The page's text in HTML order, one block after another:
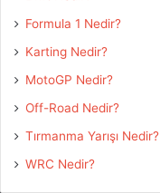
Formula 1 Nedir?
Karting Nedir?
MotoGP Nedir?
Off-Road Nedir?
Tırmanma Yarışı Nedir?
WRC Nedir?